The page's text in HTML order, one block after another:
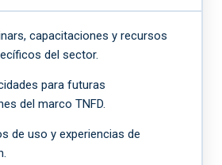
capacitaciones y recursos
del sector.
para futuras
del marco TNFD.
de uso y experiencias de